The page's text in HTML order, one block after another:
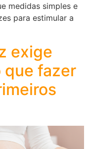
medidas simples e
para estimular a
exige
que fazer